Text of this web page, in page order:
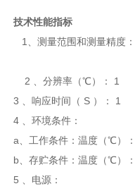
技术性能指标
1、测量范围和测量精度：
2 、分辨率（℃）： 1
3 、响应时间（ S ）： 1
4 、环境条件：
a、工作条件：温度（℃）
b、存贮条件：温度（℃）
5 、电源：